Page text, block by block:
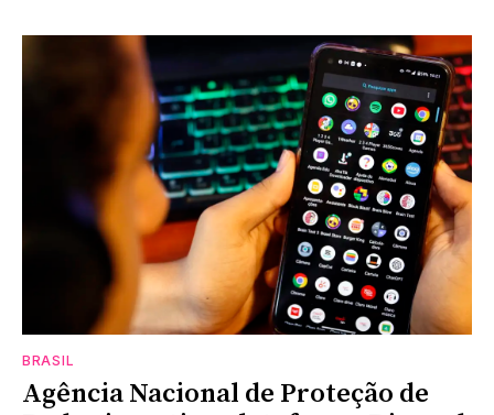
BRASIL
Agência Nacional de Proteção de